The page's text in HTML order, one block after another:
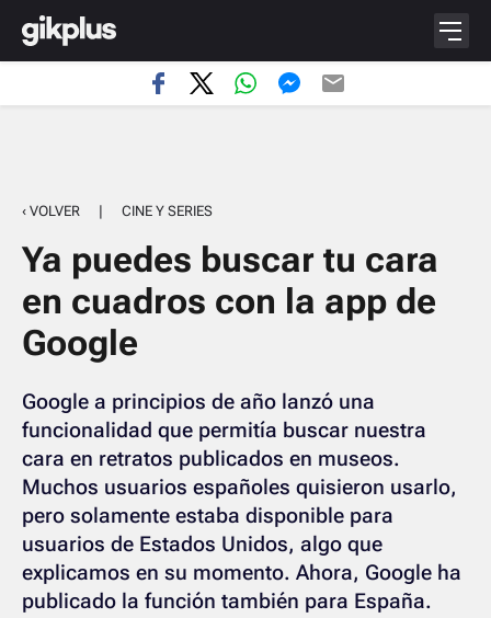
‹ VOLVER | CINE Y SERIES
Ya puedes buscar tu cara
en cuadros con la app de
Google
Google a principios de año lanzó una
funcionalidad que permitía buscar nuestra
cara en retratos publicados en museos.
Muchos usuarios españoles quisieron usarlo,
pero solamente estaba disponible para
usuarios de Estados Unidos, algo que
explicamos en su momento. Ahora, Google ha
publicado la función también para España.